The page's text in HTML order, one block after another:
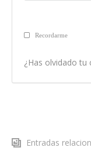
Recordarme
¿Has olvidado tu
Entradas